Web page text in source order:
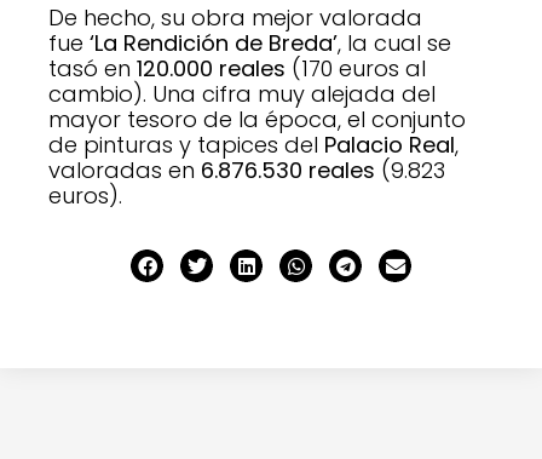
De hecho, su obra mejor valorada
fue ‘La Rendición de Breda’, la cual se
tasó en 120.000 reales (170 euros al
cambio). Una cifra muy alejada del
mayor tesoro de la época, el conjunto
de pinturas y tapices del Palacio Real,
valoradas en 6.876.530 reales (9.823
euros).